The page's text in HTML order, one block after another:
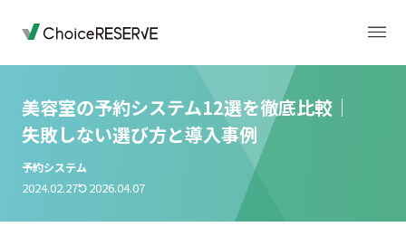
トップページ
美容室の予約システム12選を徹底比較｜
失敗しない選び方と導入事例
予約システム
2024.02.27 2026.04.07